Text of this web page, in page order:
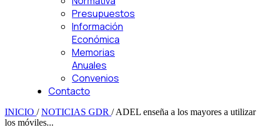
Presupuestos
Información
Económica
Memorias
Anuales
Convenios
Contacto
INICIO /NOTICIAS GDR /ADEL enseña a los mayores a utilizar
los móviles...